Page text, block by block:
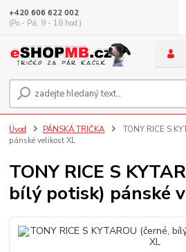
+420 606 622 002
(Po - Pá, 9 - 18 hod.)
Úvod PÁNSKÁ TRIČKA
TONY RICE S
pánské velikost XL
TONY RICE S
bílý potisk) pánské